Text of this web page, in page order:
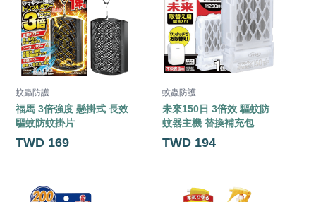
蚊蟲防護
福馬 3倍強度 懸掛式 長效
驅蚊防蚊掛片
TWD 169
蚊蟲防護
未來150日 3倍效 驅蚊防
蚊器主機 替換補充包
TWD 194